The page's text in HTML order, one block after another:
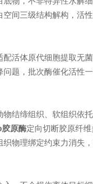
间三级结构解构，活
体原代细胞提取无
题，批次酶催化活性
缔组织、软组织依
原酶定向切断胶原纤
物理绑定约束力消失